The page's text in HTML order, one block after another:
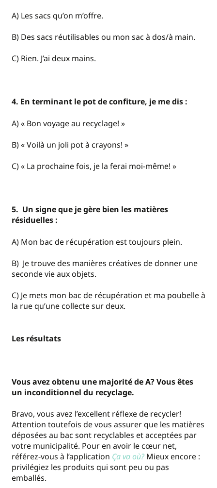
A) Les sacs qu’on m’offre.
B) Des sacs réutilisables ou mon sac à dos/à main.
C) Rien. J’ai deux mains.
4. En terminant le pot de confiture, je me dis :
A) « Bon voyage au recyclage! »
B) « Voilà un joli pot à crayons! »
C) « La prochaine fois, je la ferai moi-même! »
5. Un signe que je gère bien les matières
résiduelles :
A) Mon bac de récupération est toujours plein.
B) Je trouve des manières créatives de donner une
seconde vie aux objets.
C) Je mets mon bac de récupération et ma poubelle à
la rue qu’une collecte sur deux.
Les résultats
Vous avez obtenu une majorité de A? Vous êtes
un inconditionnel du recyclage.
Bravo, vous avez l’excellent réflexe de recycler!
Attention toutefois de vous assurer que les matières
déposées au bac sont recyclables et acceptées par
votre municipalité. Pour en avoir le cœur net,
référez-vous à l’application Ça va où? Mieux encore :
privilégiez les produits qui sont peu ou pas
emballés.